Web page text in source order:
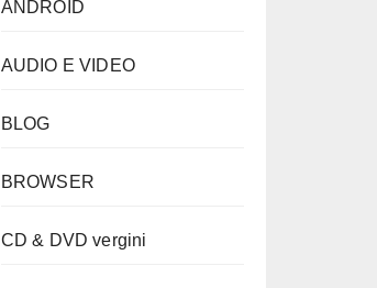
ANDROID
AUDIO E VIDEO
BLOG
BROWSER
CD & DVD vergini